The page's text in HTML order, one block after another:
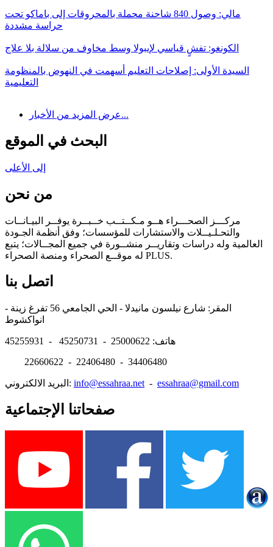
مالي: وصول 840 شاحنة محملة بالمحروقات إلى باماكو تحت
حراسة مشددة
الكونغو: تفشٍ قياسي لإيبولا وسط مخاوف من سلالة بلا علاج
السيدة الأولى: إصلاحات التعليم أسهمت في النهوض بالمنظومة
التعليمية
عرض المزيد من الأخبار...
البحث في الموقع
إلى الأعلى
من نحن
مركـــز الصحـــراء هــو مـكــتــب خــبــرة يوفــر البيـانــات
والتحـلـيــلات والاستشارات للمؤسسات؛ وفق أنظمة الجـودة
العالمية وله دراسات وتقاريــر منشــورة في جميع المجــالات؛ يتبع
له موقــع الصحراء ومنصة الصحراء PLUS.
اتصل بنا
المقر: شارع نيلسون مانيدلا - الحي الجامعي 56 تفرغ زينة -
هاتف: 25000622 - 45250731 - 45255931
22660622 - 22406480 - 34406480
البريد الالكتروني: info@essahraa.net - essahraa@gmail.com
صفحاتنا الإجتماعية